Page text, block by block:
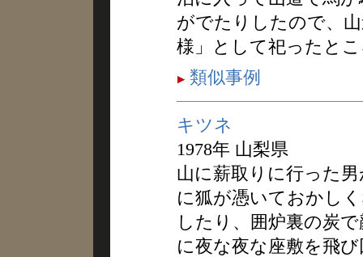
がでたりしたので、
様」として祀ったと
類似事例
キツネ
1978年 山梨県
山に薪取りに行った
に狐が憑いておかし
したり、囲炉裏の炭
に夜な夜な座敷を飛